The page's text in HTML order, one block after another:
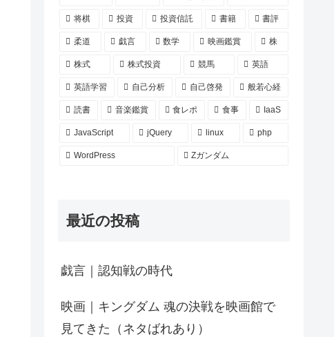
将棋 投資 投資信託 書籍 書評
柔道 戯言 数学 映画鑑賞 株
株式 株式投資 競馬 英語
英語学習 自己分析 自己啓発 般若心経
読書 音楽鑑賞 食レポ 食事 IaaS
JavaScript jQuery linux php
WordPress Zガンダム
最近の投稿
戯言｜認知戦の時代
映画｜キングダム 魂の決戦を映画館で
見てきた（ネタばれあり）